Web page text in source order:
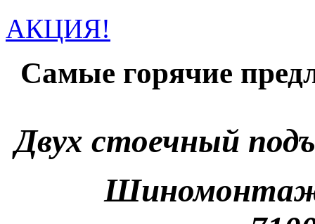
АКЦИЯ!
Самые горячие
Двух стоечный